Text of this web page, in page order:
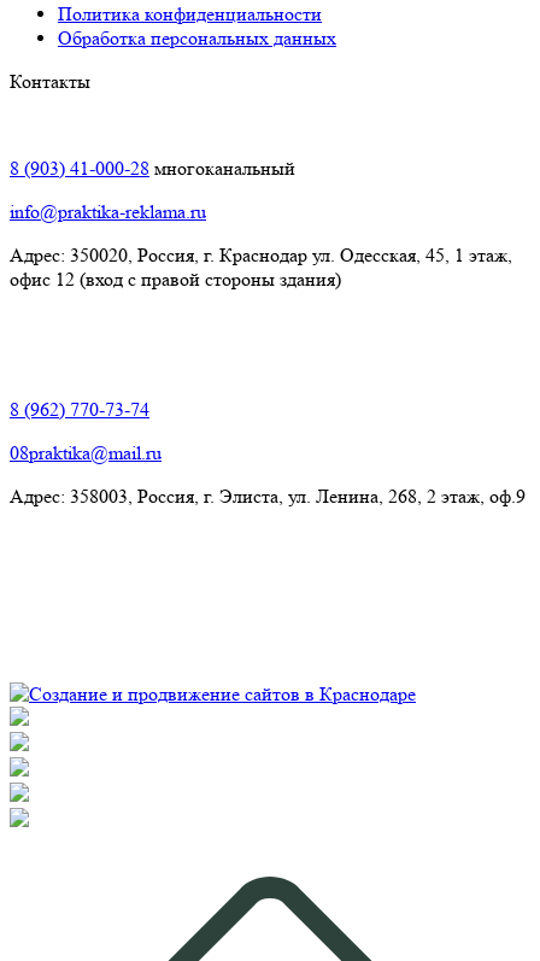
Политика конфиденциальности
Обработка персональных данных
Контакты
8 (903) 41-000-28 многоканальный
info@praktika-reklama.ru
Адрес: 350020, Россия, г. Краснодар ул. Одесская, 45, 1 этаж,
офис 12 (вход с правой стороны здания)
8 (962) 770-73-74
08praktika@mail.ru
Адрес:​ 358003, Россия, г. Элиста, ул. Ленина, 268, 2 этаж, оф.9